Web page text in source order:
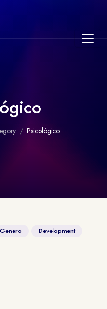
Psicológico
Development